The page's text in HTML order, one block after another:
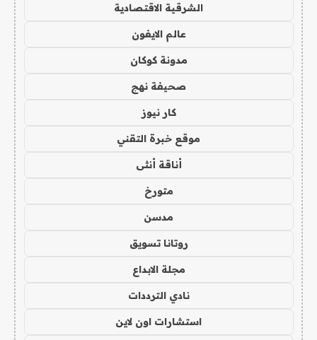
الشرقية الاقتصادية
عالم الايفون
مدونة كوكان
صحيفة نهج
كار نيوز
موقع خبرة التقني
أناقة أنثى
متورخ
مدسن
روتانا تسويق
مجلة الابداع
نادي الترددات
استشارات اون لاين